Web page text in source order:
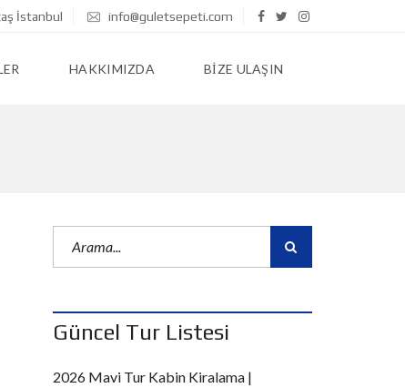
İstanbul info@guletsepeti.com
HAKKIMIZDA BIZE ULAŞIN
Güncel Tur Listesi
2026 Mavi Tur Kabin Kiralama |